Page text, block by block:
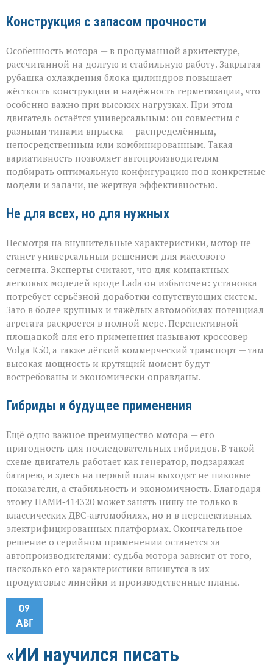
Конструкция с запасом прочности
Особенность мотора — в продуманной архитектуре,
рассчитанной на долгую и стабильную работу. Закрытая
рубашка охлаждения блока цилиндров повышает
жёсткость конструкции и надёжность герметизации, что
особенно важно при высоких нагрузках. При этом
двигатель остаётся универсальным: он совместим с
разными типами впрыска — распределённым,
непосредственным или комбинированным. Такая
вариативность позволяет автопроизводителям
подбирать оптимальную конфигурацию под конкретные
модели и задачи, не жертвуя эффективностью.
Не для всех, но для нужных
Несмотря на внушительные характеристики, мотор не
станет универсальным решением для массового
сегмента. Эксперты считают, что для компактных
легковых моделей вроде Lada он избыточен: установка
потребует серьёзной доработки сопутствующих систем.
Зато в более крупных и тяжёлых автомобилях потенциал
агрегата раскроется в полной мере. Перспективной
площадкой для его применения называют кроссовер
Volga К50, а также лёгкий коммерческий транспорт — там
высокая мощность и крутящий момент будут
востребованы и экономически оправданы.
Гибриды и будущее применения
Ещё одно важное преимущество мотора — его
пригодность для последовательных гибридов. В такой
схеме двигатель работает как генератор, подзаряжая
батарею, и здесь на первый план выходят не пиковые
показатели, а стабильность и экономичность. Благодаря
этому НАМИ‑414320 может занять нишу не только в
классических ДВС‑автомобилях, но и в перспективных
электрифицированных платформах. Окончательное
решение о серийном применении останется за
автопроизводителями: судьба мотора зависит от того,
насколько его характеристики впишутся в их
продуктовые линейки и производственные планы.
09
АВГ
«ИИ научился писать